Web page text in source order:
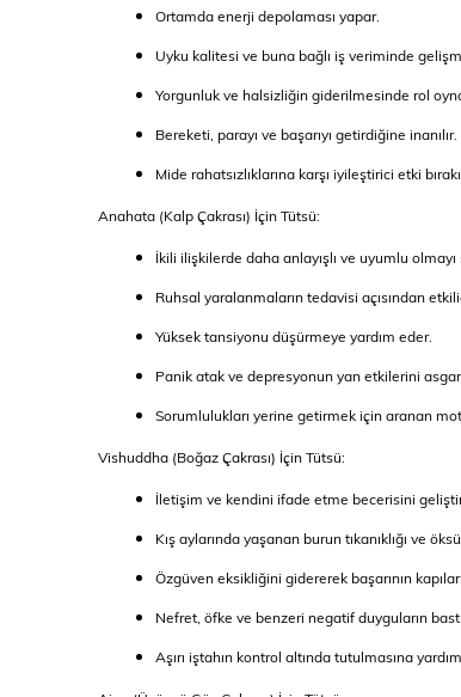
Ortamda enerji depolaması yapar.
Uyku kalitesi ve buna bağlı iş veriminde
Yorgunluk ve halsizliğin giderilmesinde rol
Bereketi, parayı ve başarıyı getirdiğine inanılır.
Mide rahatsızlıklarına karşı iyileştirici etki
Anahata (Kalp Çakrası) İçin Tütsü:
İkili ilişkilerde daha anlayışlı ve uyumlu olmayı
Ruhsal yaralanmaların tedavisi açısından
Yüksek tansiyonu düşürmeye yardım eder.
Panik atak ve depresyonun yan etkilerini
Sorumlulukları yerine getirmek için aranan
Vishuddha (Boğaz Çakrası) İçin Tütsü:
İletişim ve kendini ifade etme becerisini
Kış aylarında yaşanan burun tıkanıklığı ve
Özgüven eksikliğini gidererek başarının
Nefret, öfke ve benzeri negatif duyguların
Aşırı iştahın kontrol altında tutulmasına